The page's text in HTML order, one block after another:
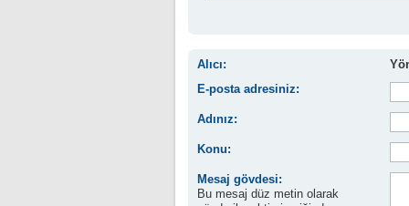
Alıcı:
E-posta adresiniz:
Adınız:
Konu:
Mesaj gövdesi:
Bu mesaj düz metin olarak